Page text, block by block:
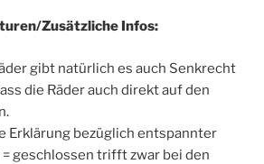
Zusätzliche Infos:
gibt natürlich es auch Senkrecht
die Räder auch direkt auf den
Erklärung bezüglich entspannter
geschlossen trifft zwar bei den